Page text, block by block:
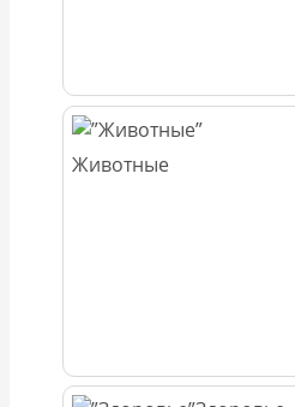
Животные